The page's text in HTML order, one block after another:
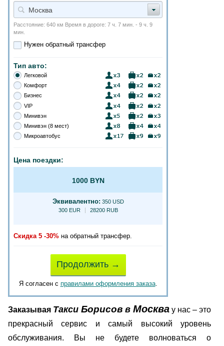
Москва
Расстояние: 640 км Время в дороге: 7 ч. 7 мин. - 9 ч. 9
мин.
Нужен обратный трансфер
Тип авто:
Легковой
Комфорт
Бизнес
VIP
Минивэн
Минивэн (8 мест)
Микроавтобус
Цена поездки:
1000 BYN
Эквивалентно: 350 USD
300 EUR
28200 RUB
Скидка 5 -30% на обратный трансфер.
Продолжить →
Я согласен с правилами оформления заказа.
Заказывая Такси Борисов в Москва у нас – это
прекрасный сервис и самый высокий уровень
обслуживания. Вы не будете волноваться о